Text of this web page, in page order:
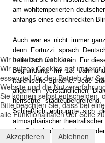
am wohltemperierten
anfangs eines erschreckten
Auch war es nicht immer
denn Fortuzzi sprach
Italienisch und Latein. Für
Begründung. Im 13.
italienische Sprache. Jede
allgemein verständlichen
herrschte
Schließlich entpuppte sich
atmosphärischer
das Sakrale des Lateins
Wir benutzen Cookies
Wir nutzen Cookies auf
essenziell für den Betrieb der
Website und die
Sie können selbst entscheiden,
Bitte beachten Sie, dass bei
alle Funktionalitäten der Seite
Akzeptieren
Ablehnen